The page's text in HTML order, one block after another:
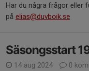
Har du några frågor eller
på elias@duvboik.se
Säsongsstart
14 aug 2024
0